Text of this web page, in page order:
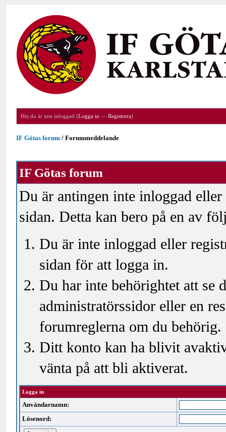
Hej du är inte inloggad (Logga in —Registrera)
IF Götas forum /Forummeddelande
IF Götas forum
Du är antingen inte inloggad
sidan. Detta kan bero på en av
Du är inte inloggad eller
sidan för att logga in.
Du har inte behörightet att se
administratörssidor eller en
forumreglerna om du behörig.
Ditt konto kan ha blivit
vänta på att bli aktiverat.
Logga in
Användarnamn:
Lösenord: